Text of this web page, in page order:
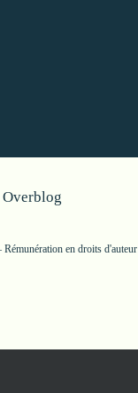
Overblog
Rémunération en droits d'auteur